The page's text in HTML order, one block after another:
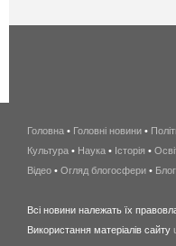
Головна • Головні новини •
Культура • Наука • Історія •
Відео • Огляд блогосфери •
Всі новини належать їх
Використання матеріалів сайту